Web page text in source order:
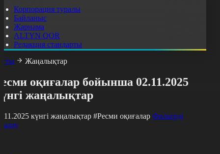
Корпорация туралы
Байланыс
Жарнама
ALTYN QOR
Редакция стандарты
Жаңалықтар
оқиғалар бойынша 02.11.2025
жаңалықтар
күнгі жаңалықтар #Ресми оқиғалар Фильтрді